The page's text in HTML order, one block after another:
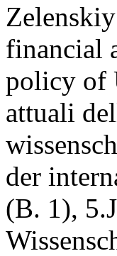
financial
policy of
attuali
der
(B. 1),